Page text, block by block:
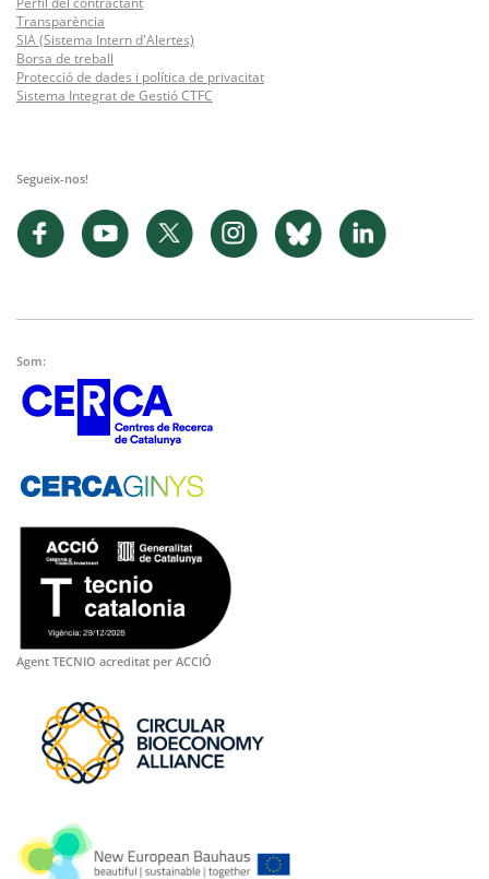
Transparència
SIA (Sistema Intern d'Alertes)
Borsa de treball
Protecció de dades i política de privacitat
Sistema Integrat de Gestió CTFC
Segueix-nos!
Som:
Agent TECNIO acreditat per ACCIÓ